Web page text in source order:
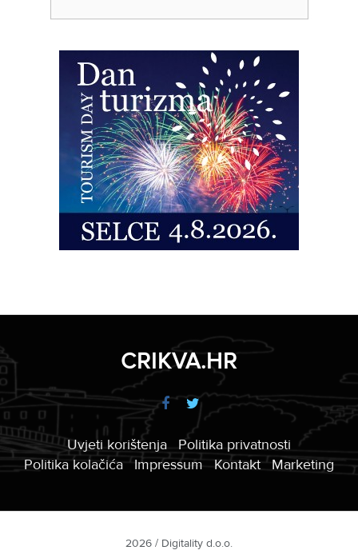
CRIKVA.HR
Uvjeti korištenja
Politika privatnosti
Politika kolačića
Impressum Kontakt Marketing
2026 / Digitality d.o.o.